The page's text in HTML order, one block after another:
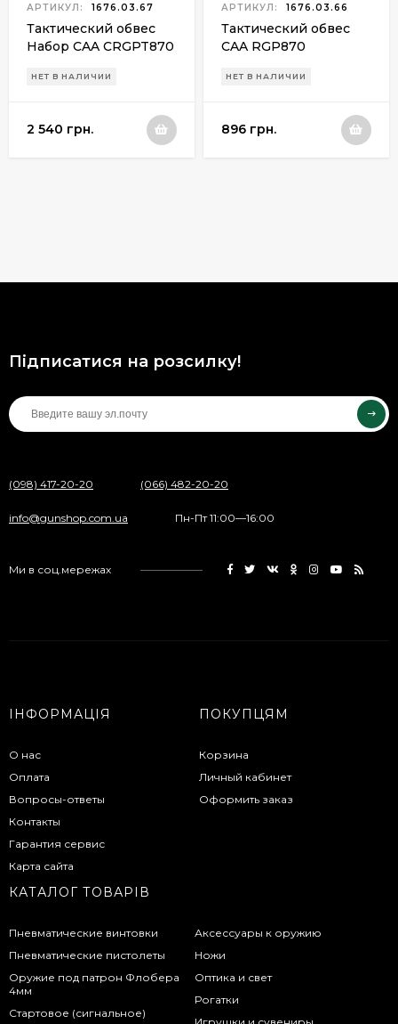
АРТИКУЛ: 1676.03.67
Тактический обвес
Набор CAA CRGPT870
НЕТ В НАЛИЧИИ
2 540 грн.
АРТИКУЛ: 1676.03.66
Тактический обвес
CAA RGP870
НЕТ В НАЛИЧИИ
896 грн.
Підписатися на розсилку!
(098) 417-20-20 (066) 482-20-20
info@gunshop.com.ua Пн-Пт 11:00—16:00
Ми в соц.мережах
ІНФОРМАЦІЯ
О нас
Оплата
Вопросы-ответы
Контакты
Гарантия сервис
Карта сайта
ПОКУПЦЯМ
Корзина
Личный кабинет
Оформить заказ
КАТАЛОГ ТОВАРІВ
Пневматические винтовки
Пневматические пистолеты
Оружие под патрон Флобера
4мм
Стартовое (сигнальное)
Аксессуары к оружию
Ножи
Оптика и свет
Рогатки